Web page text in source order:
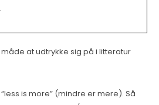
at udtrykke sig på i litteratur
is more” (mindre er mere). Så